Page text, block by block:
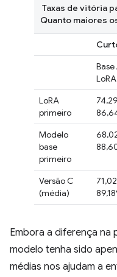
Base
LoRA
LoRA
primeiro
Modelo
base
primeiro
Versão C
(média)
Taxas de vitória
Quanto maiores
Embora a diferença na
modelo tenha sido
médias nos ajudam a